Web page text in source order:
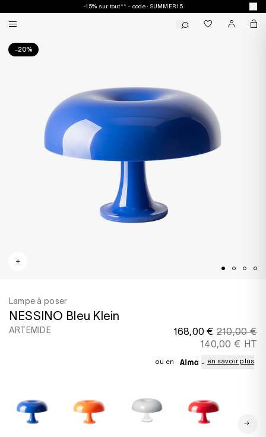
-15% sur tout** - code : SUMMER15
-20%
Lampe à poser
NESSINO Bleu Klein
ARTEMIDE 168,00 € 210,00 €
140,00 € HT
ou en en savoir plus